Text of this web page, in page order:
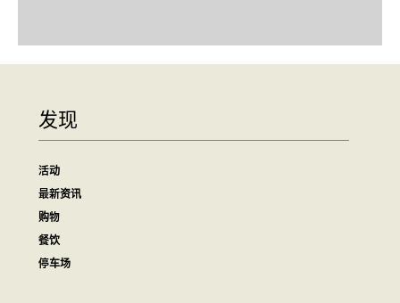
发现
活动
最新资讯
购物
餐饮
停车场